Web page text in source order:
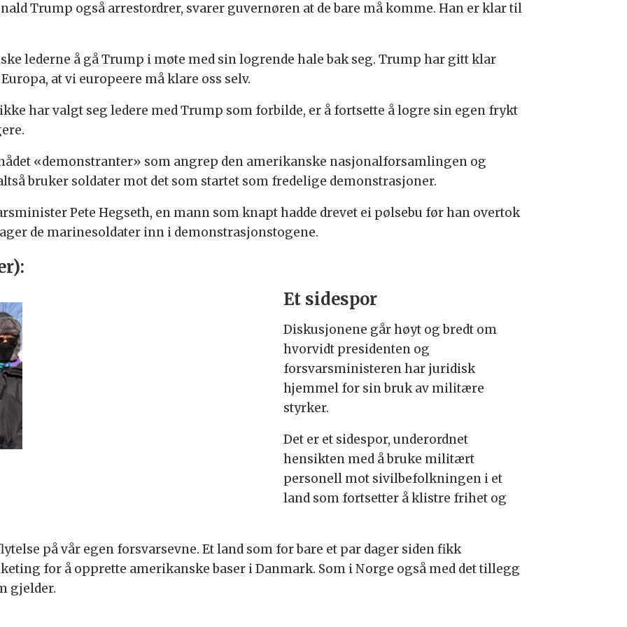
Trump også arrestordrer, svarer guvernøren at de bare må komme. Han er klar til
lederne å gå Trump i møte med sin logrende hale bak seg. Trump har gitt klar
at vi europeere må klare oss selv.
har valgt seg ledere med Trump som forbilde, er å fortsette å logre sin egen frykt
«demonstranter» som angrep den amerikanske nasjonalforsamlingen og
bruker soldater mot det som startet som fredelige demonstrasjoner.
Pete Hegseth, en mann som knapt hadde drevet ei pølsebu før han overtok
de marinesoldater inn i demonstrasjonstogene.
Et sidespor
Diskusjonene går høyt og bredt om
hvorvidt presidenten og
forsvarsministeren har juridisk
hjemmel for sin bruk av militære
styrker.
Det er et sidespor, underordnet
hensikten med å bruke militært
personell mot sivilbefolkningen i et
land som fortsetter å klistre frihet og
på vår egen forsvarsevne. Et land som for bare et par dager siden fikk
for å opprette amerikanske baser i Danmark. Som i Norge også med det tillegg
gjelder.